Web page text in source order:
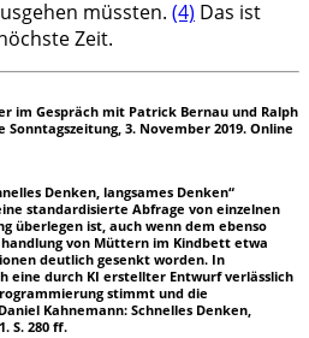
müssten. (4) Das ist
Zeit.
im Gespräch mit Patrick Bernau und Ralph
3. November 2019. Online
Denken, langsames Denken“
standardisierte Abfrage von einzelnen
überlegen ist, auch wenn dem ebenso
von Müttern im Kindbett etwa
deutlich gesenkt worden. In
eine durch KI erstellter Entwurf verlässlich
stimmt und die
Kahnemann: Schnelles Denken,
S. 280 ff.